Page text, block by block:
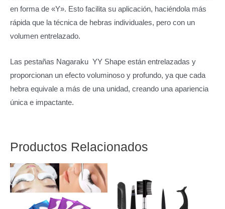
en forma de «Y». Esto facilita su aplicación, haciéndola más
rápida que la técnica de hebras individuales, pero con un
volumen entrelazado.
Las pestañas Nagaraku YY Shape están entrelazadas y
proporcionan un efecto voluminoso y profundo, ya que cada
hebra equivale a más de una unidad, creando una apariencia
única e impactante.
Productos Relacionados